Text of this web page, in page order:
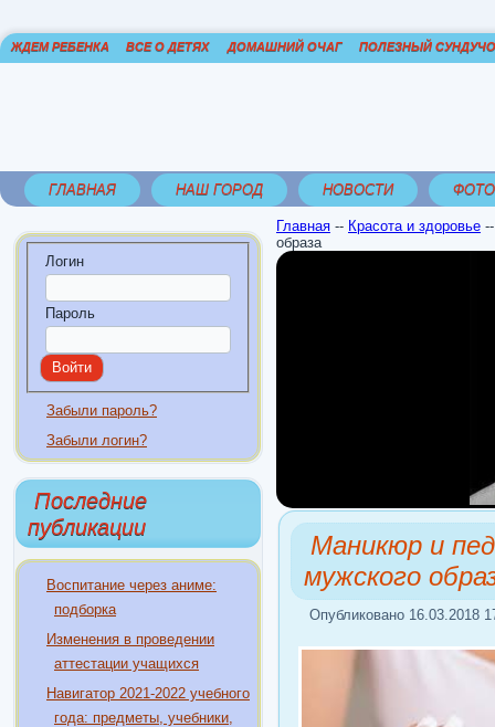
ЖДЕМ РЕБЕНКА ВСЕ О ДЕТЯХ ДОМАШНИЙ ОЧАГ ПОЛЕЗНЫЙ
ГЛАВНАЯ НАШ ГОРОД НОВОСТИ
Логин
Пароль
Забыли пароль?
Забыли логин?
Последние
публикации
Воспитание через аниме:
подборка
Изменения в проведении
аттестации учащихся
Навигатор 2021-2022 учебного
года: предметы, учебники,
Главная -- Красота и здоровье
образа
Маникюр и
мужского
Опубликовано 16.03.2018